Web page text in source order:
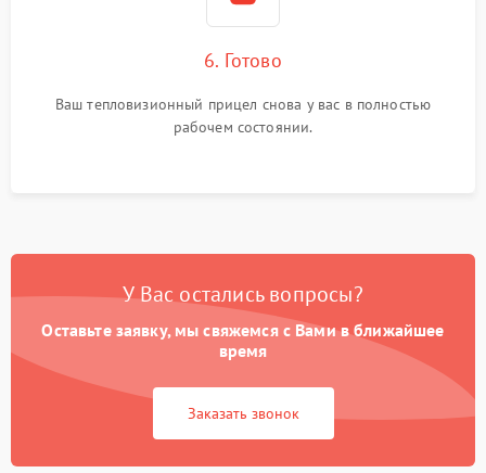
6. Готово
Ваш тепловизионный прицел снова у вас в полностью
рабочем состоянии.
У Вас остались вопросы?
Оставьте заявку, мы свяжемся с Вами в ближайшее
время
Заказать звонок